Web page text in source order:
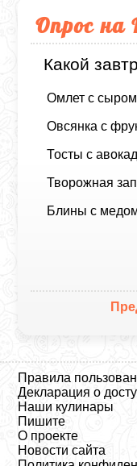
Опрос на
Какой
Омлет с сыром
Овсянка с
Тосты с
Творожная
Блины с
Правила
Декларация о
Наши кулинары
Пишите
О проекте
Новости сайта